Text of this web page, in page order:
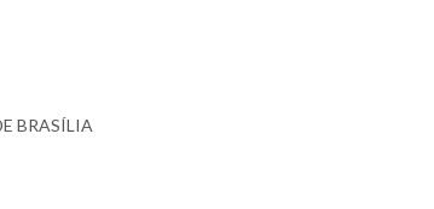
BRASÍLIA